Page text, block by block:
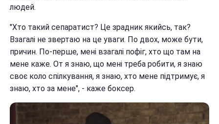
людей.
"Хто такий сепаратист? Це зрадник якийсь, так?
Взагалі не звертаю на це уваги. По двох, може бути,
причин. По-перше, мені взагалі пофіг, хто що там на
мене каже. От я знаю, що мені треба робити, я знаю
своє коло спілкування, я знаю, хто мене підтримує, я
знаю, хто за мене", - каже боксер.